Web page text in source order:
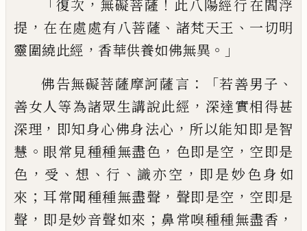
「 復次 ， 無礙菩薩 ！ 此八 陽經行在 閻浮
提 ， 在在處處有八菩薩 、 諸梵天王 、 一切明
靈圍繞此經 ， 香華供養如佛無異 。」
佛告無礙菩薩摩訶薩言 ：「若善男子 、
善女人等為諸眾生講說此經 ， 深達實相得甚
深理 ， 即知身心佛身法心 ， 所以能知即是智
慧 。 眼常見種種無盡色 ， 色即是空 ， 空即是
色 ， 受 、 想 、 行 、 識亦空 ， 即是妙色身如
來 ； 耳常聞種種無盡聲 ， 聲即是空 ， 空即是
聲 ， 即是妙音聲如來 ； 鼻常嗅種種無盡香 ，